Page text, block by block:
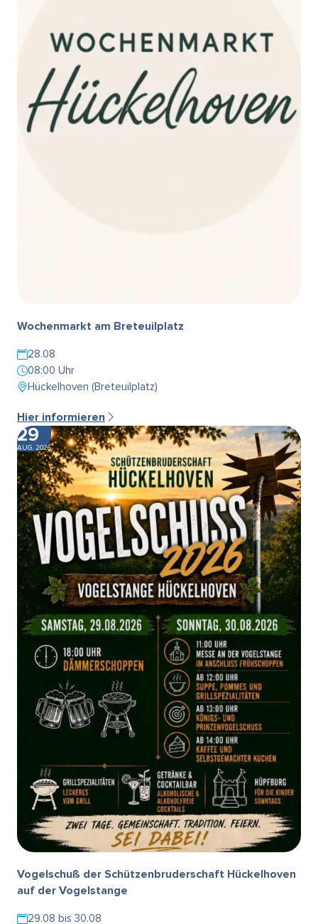
Wochenmarkt am Breteuilplatz
28.08
08:00 Uhr
Hückelhoven (Breteuilplatz)
Hier informieren
29
AUG. 2026
Vogelschuß der Schützenbruderschaft Hückelhoven
auf der Vogelstange
29.08 bis 30.08